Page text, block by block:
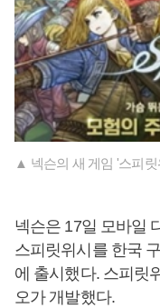
▲ 넥슨의 새 게임 '스피릿
넥슨은 17일 모바일
스피릿위시를 한국
에 출시했다. 스피릿
오가 개발했다.